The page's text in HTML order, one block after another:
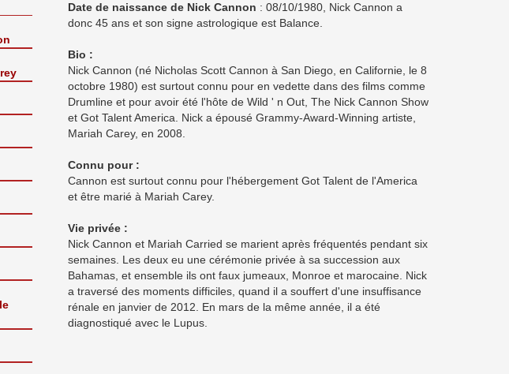
Date de naissance de Nick Cannon : 08/10/1980, Nick Cannon a
donc 45 ans et son signe astrologique est Balance.
Bio :
Nick Cannon (né Nicholas Scott Cannon à San Diego, en Californie, le 8
octobre 1980) est surtout connu pour en vedette dans des films comme
Drumline et pour avoir été l'hôte de Wild ' n Out, The Nick Cannon Show
et Got Talent America. Nick a épousé Grammy-Award-Winning artiste,
Mariah Carey, en 2008.
Connu pour :
Cannon est surtout connu pour l'hébergement Got Talent de l'America
et être marié à Mariah Carey.
Vie privée :
Nick Cannon et Mariah Carried se marient après fréquentés pendant six
semaines. Les deux eu une cérémonie privée à sa succession aux
Bahamas, et ensemble ils ont faux jumeaux, Monroe et marocaine. Nick
a traversé des moments difficiles, quand il a souffert d'une insuffisance
rénale en janvier de 2012. En mars de la même année, il a été
diagnostiqué avec le Lupus.